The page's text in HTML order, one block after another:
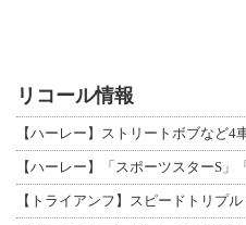
リコール情報
【ハーレー】ストリートボブなど
【トライアンフ】スピードトリプ